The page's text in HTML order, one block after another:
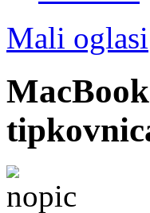
Mali oglasi